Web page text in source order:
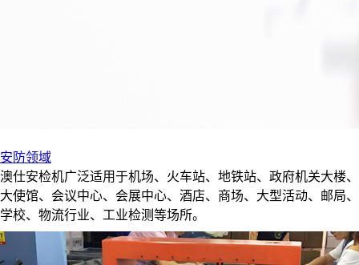
安防领域
澳仕安检机广泛适用于机场、火车站、地铁站、政府机关大楼、
大使馆、会议中心、会展中心、酒店、商场、大型活动、邮局、
学校、物流行业、工业检测等场所。